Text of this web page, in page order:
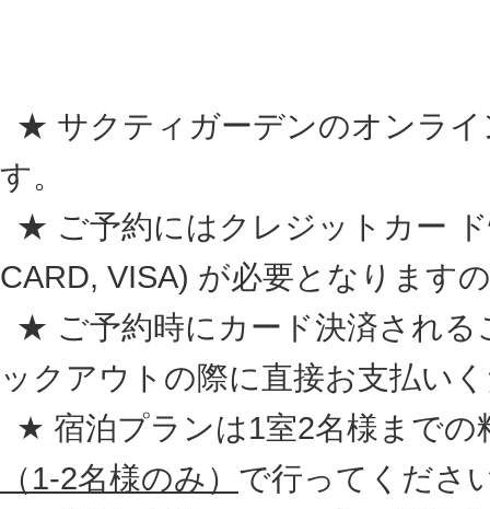
★ サクティガーデンのオンラ
す。
★ ご予約にはクレジットカー
CARD, VISA) が必要となります
★ ご予約時にカード決済され
ックアウトの際に直接お支払い
★ 宿泊プランは1室2名様までの
（1-2名様のみ） で行ってくださ